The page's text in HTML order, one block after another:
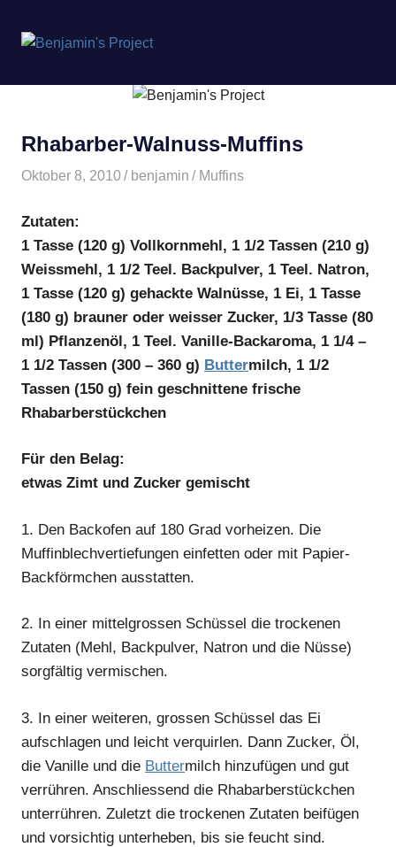
springen
Project
Rhabarber-Walnuss-Muffins
Oktober 8, 2010 benjamin Muffins
Zutaten:
1 Tasse (120 g) Vollkornmehl, 1 1/2 Tassen (210 g)
Weissmehl, 1 1/2 Teel. Backpulver, 1 Teel. Natron,
1 Tasse (120 g) gehackte Walnüsse, 1 Ei, 1 Tasse
(180 g) brauner oder weisser Zucker, 1/3 Tasse (80
ml) Pflanzenöl, 1 Teel. Vanille-Backaroma, 1 1/4 –
1 1/2 Tassen (300 – 360 g) Buttermilch, 1 1/2
Tassen (150 g) fein geschnittene frische
Rhabarberstückchen
Für den Belag:
etwas Zimt und Zucker gemischt
1. Den Backofen auf 180 Grad vorheizen. Die
Muffinblechvertiefungen einfetten oder mit Papier-
Backförmchen ausstatten.
2. In einer mittelgrossen Schüssel die trockenen
Zutaten (Mehl, Backpulver, Natron und die Nüsse)
sorgfältig vermischen.
3. In einer weiteren, grossen Schüssel das Ei
aufschlagen und leicht verquirlen. Dann Zucker, Öl,
die Vanille und die Buttermilch hinzufügen und gut
verrühren. Anschliessend die Rhabarberstückchen
unterrühren. Zuletzt die trockenen Zutaten beifügen
und vorsichtig unterheben, bis sie feucht sind.